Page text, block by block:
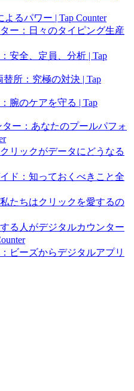
るパワー | Tap Counter
ー：日々のタイピング生産
安全、定員、分析 | Tap
所：究極の対決 | Tap
腕のケアを守る | Tap
ー：あなたのプールパフォ
リックがデータにどうなる
ド：知っておくべきこと全
たちはクリックを愛するの
る人がデジタルカウンター
ビーズからデジタルアプリ